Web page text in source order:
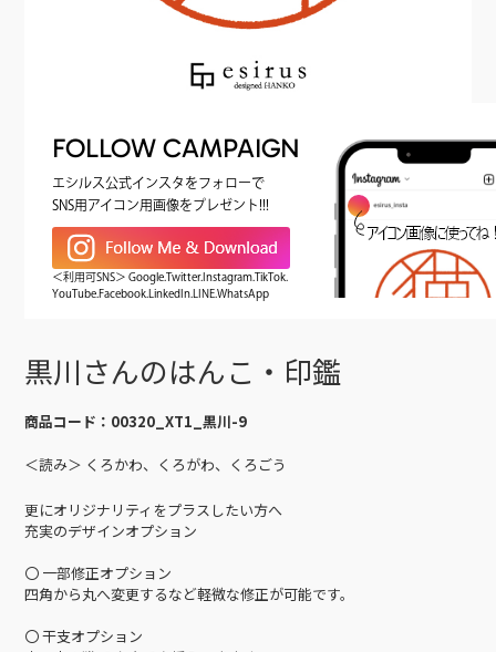
FOLLOW CAMPAIGN
エシルス公式インスタをフォローで
SNS用アイコン用画像をプレゼント!!!
＜利用可SNS＞ Google.Twitter.Instagram.TikTok.
YouTube.Facebook.LinkedIn.LINE.WhatsApp
黒川さんのはんこ・印鑑
商品コード： 00320_XT1_黒川-9
＜読み＞ くろかわ、くろがわ、くろごう
更にオリジナリティをプラスしたい方へ
充実のデザインオプション
〇 一部修正オプション
四角から丸へ変更するなど軽微な修正が可能です。
〇 干支オプション